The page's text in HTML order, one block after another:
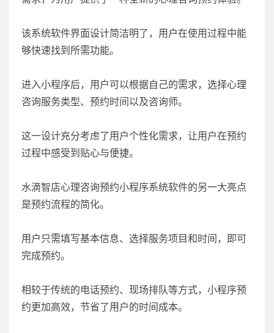
该系统软件界面设计简洁明了，用户在使用过程中能
够快速找到所需功能。
进入小程序后，用户可以根据自己的需求，选择心理
咨询服务类型、预约时间以及咨询师。
这一设计充分考虑了用户个性化需求，让用户在预约
过程中感受到贴心与便捷。
水滴智店心理咨询预约小程序系统软件的另一大亮点
是预约流程的简化。
用户只需填写基本信息、选择服务项目和时间，即可
完成预约。
相较于传统的电话预约、现场排队等方式，小程序预
约更加高效，节省了用户的时间成本。